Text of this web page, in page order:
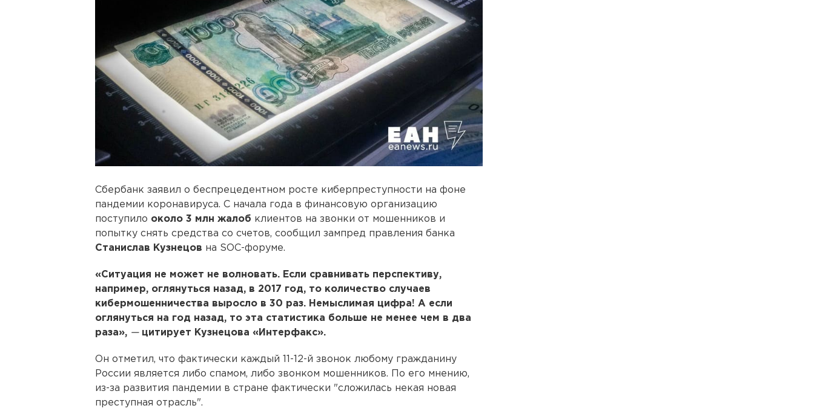
Сбербанк заявил о беспрецедентном росте киберпреступности на фоне
пандемии коронавируса. С начала года в финансовую организацию
поступило около 3 млн жалоб клиентов на звонки от мошенников и
попытку снять средства со счетов, сообщил зампред правления банка
Станислав Кузнецов на SOC-форуме.
«Ситуация не может не волновать. Если сравнивать перспективу,
например, оглянуться назад, в 2017 год, то количество случаев
кибермошенничества выросло в 30 раз. Немыслимая цифра! А если
оглянуться на год назад, то эта статистика больше не менее чем в два
раза», —цитирует Кузнецова «Интерфакс».
Он отметил, что фактически каждый 11-12-й звонок любому гражданину
России является либо спамом, либо звонком мошенников. По его мнению,
из-за развития пандемии в стране фактически "сложилась некая новая
преступная отрасль".